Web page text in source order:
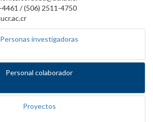
4461 / (506) 2511-4750
Personas investigadoras
Personal colaborador
Proyectos